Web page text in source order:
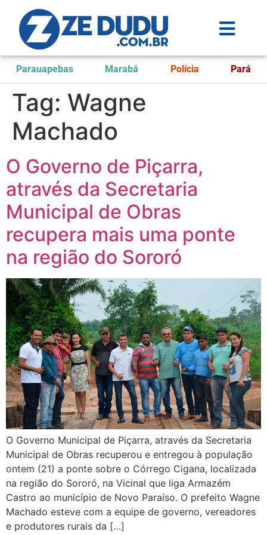
Parauapebas Marabá Polícia Pará
Tag: Wagne
Machado
O Governo de Piçarra,
através da Secretaria
Municipal de Obras
recupera mais uma ponte
na região do Sororó
O Governo Municipal de Piçarra, através da Secretaria
Municipal de Obras recuperou e entregou à população
ontem (21) a ponte sobre o Córrego Cigana, localizada
na região do Sororó, na Vicinal que liga Armazém
Castro ao município de Novo Paraíso. O prefeito Wagne
Machado esteve com a equipe de governo, vereadores
e produtores rurais da […]